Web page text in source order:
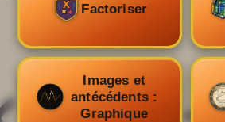
Factoriser
Images et
antécédents :
Graphique